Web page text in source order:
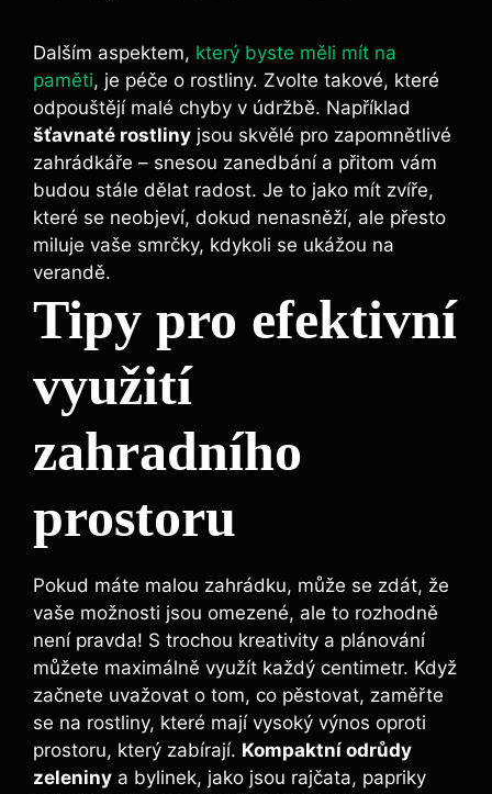
Dalším aspektem, který byste měli mít na
paměti, je péče o rostliny. Zvolte takové, které
odpouštějí malé chyby v údržbě. Například
šťavnaté rostliny jsou skvělé pro zapomnětlivé
zahrádkáře – snesou zanedbání a přitom vám
budou stále dělat radost. Je to jako mít zvíře,
které se neobjeví, dokud nenasněží, ale přesto
miluje vaše smrčky, kdykoli se ukážou na
verandě.
Tipy pro efektivní
využití
zahradního
prostoru
Pokud máte malou zahrádku, může se zdát, že
vaše možnosti jsou omezené, ale to rozhodně
není pravda! S trochou kreativity a plánování
můžete maximálně využít každý centimetr. Když
začnete uvažovat o tom, co pěstovat, zaměřte
se na rostliny, které mají vysoký výnos oproti
prostoru, který zabírají. Kompaktní odrůdy
zeleniny a bylinek, jako jsou rajčata, papriky